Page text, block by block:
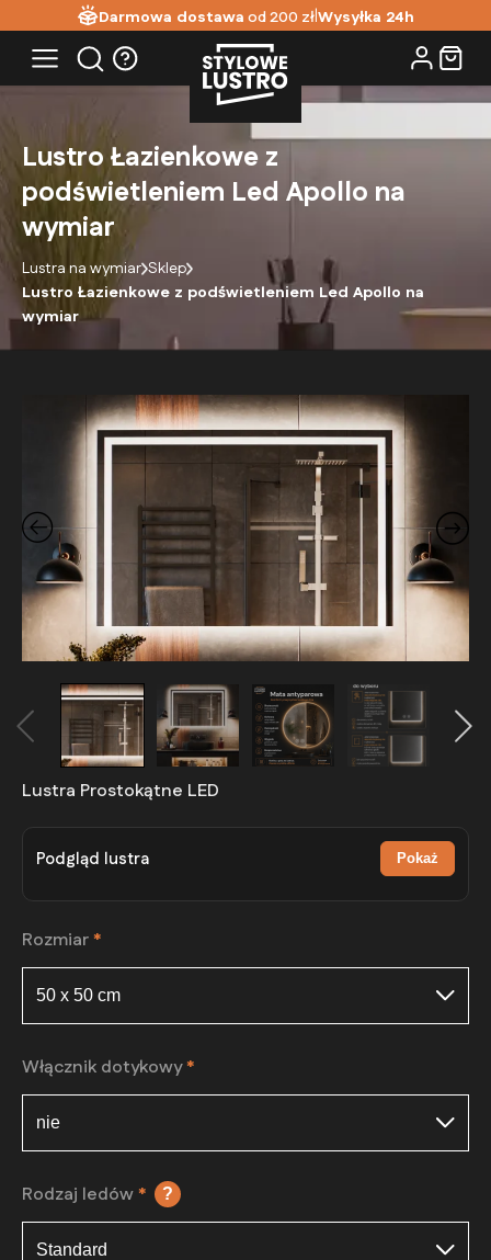
Darmowa dostawa od 200 zł|Wysyłka 24h
Lustro Łazienkowe z
podświetleniem Led Apollo na
wymiar
Lustra na wymiar Sklep
Lustro Łazienkowe z podświetleniem Led Apollo na
wymiar
Lustra Prostokątne LED
Podgląd lustra Pokaż
Rozmiar *
Włącznik dotykowy*
Rodzaj ledów * ?